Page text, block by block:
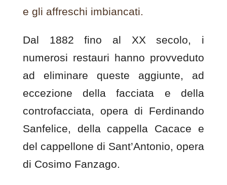
e gli affreschi imbiancati.
Dal 1882 fino al XX secolo, i
numerosi restauri hanno provveduto
ad eliminare queste aggiunte, ad
eccezione della facciata e della
controfacciata, opera di Ferdinando
Sanfelice, della cappella Cacace e
del cappellone di Sant’Antonio, opera
di Cosimo Fanzago.